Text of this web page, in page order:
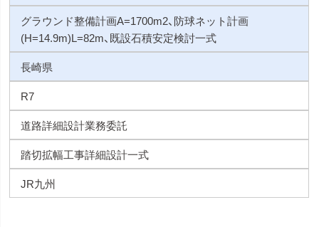
グラウンド整備計画A=1700m2、防球ネット計画
(H=14.9m)L=82m、既設石積安定検討一式
長崎県
R7
道路詳細設計業務委託
踏切拡幅工事詳細設計一式
JR九州